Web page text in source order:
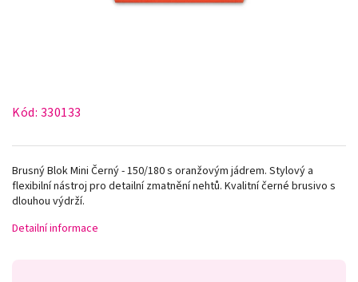
Kód: 330133
Brusný Blok Mini Černý - 150/180 s oranžovým jádrem. Stylový a
flexibilní nástroj pro detailní zmatnění nehtů. Kvalitní černé brusivo s
dlouhou výdrží.
Detailní informace